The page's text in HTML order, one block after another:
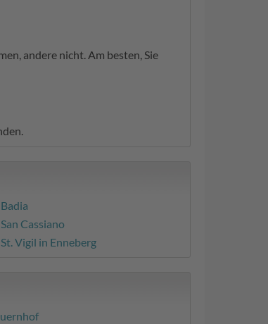
andere nicht. Am besten, Sie
Cassiano
Vigil in Enneberg